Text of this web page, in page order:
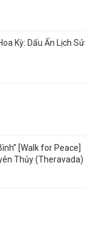
Kỳ: Dấu Ấn Lịch Sử
[Walk for Peace]
Thủy (Theravada)